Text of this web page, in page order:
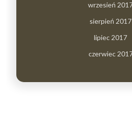
wrzesień
sierpień 2017
lipiec 2017
czerwiec